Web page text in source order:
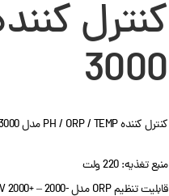
3000
کنترل کننده PH / ORP / TEMP مدل RP-3000
منبع تغذیه: 220 ولت
قابلیت تنظیم ORP مدل -2000 – +2000 mV